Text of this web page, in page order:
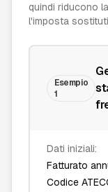
quindi riducono
l'imposta
Esempio
1
Dati iniziali:
Fatturato
Codice